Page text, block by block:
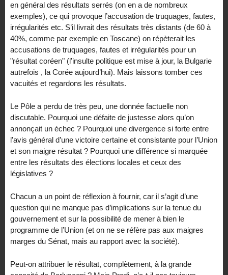
en général des résultats serrés (on en a de nombreux
exemples), ce qui provoque l’accusation de truquages, fautes,
irrégularités etc. S’il livrait des résultats très distants (de 60 à
40%, comme par exemple en Toscane) on répèterait les
accusations de truquages, fautes et irrégularités pour un
"résultat coréen" (l’insulte politique est mise à jour, la Bulgarie
autrefois , la Corée aujourd’hui). Mais laissons tomber ces
vacuités et regardons les résultats.
Le Pôle a perdu de très peu, une donnée factuelle non
discutable. Pourquoi une défaite de justesse alors qu’on
annonçait un échec ? Pourquoi une divergence si forte entre
l’avis général d’une victoire certaine et consistante pour l’Union
et son maigre résultat ? Pourquoi une différence si marquée
entre les résultats des élections locales et ceux des
législatives ?
Chacun a un point de réflexion à fournir, car il s’agit d’une
question qui ne manque pas d’implications sur la tenue du
gouvernement et sur la possibilité de mener à bien le
programme de l’Union (et on ne se réfère pas aux maigres
marges du Sénat, mais au rapport avec la société).
Peut-on attribuer le résultat, complètement, à la grande